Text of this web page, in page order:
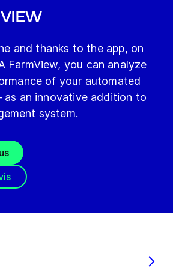
and thanks to the app, on
FarmView, you can analyze
of your automated
as an innovative addition to
system.